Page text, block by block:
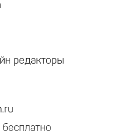
редакторы
бесплатно